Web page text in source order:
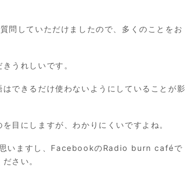
問していただけましたので、多くのことをお
うれしいです。
できるだけ使わないようにしていることが影
目にしますが、わかりにくいですよね。
いますし、 FacebookのRadio burn caféで
さい。